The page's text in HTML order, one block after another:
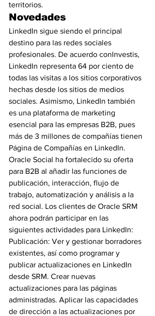
territorios.
Novedades
LinkedIn sigue siendo el principal
destino para las redes sociales
profesionales. De acuerdo conInvestis,
LinkedIn representa 64 por ciento de
todas las visitas a los sitios corporativos
hechas desde los sitios de medios
sociales. Asimismo, LinkedIn también
es una plataforma de marketing
esencial para las empresas B2B, pues
más de 3 millones de compañías tienen
Página de Compañías en LinkedIn.
Oracle Social ha fortalecido su oferta
para B2B al añadir las funciones de
publicación, interacción, flujo de
trabajo, automatización y análisis a la
red social. Los clientes de Oracle SRM
ahora podrán participar en las
siguientes actividades para LinkedIn:
Publicación: Ver y gestionar borradores
existentes, así como programar y
publicar actualizaciones en LinkedIn
desde SRM. Crear nuevas
actualizaciones para las páginas
administradas. Aplicar las capacidades
de dirección a las actualizaciones por